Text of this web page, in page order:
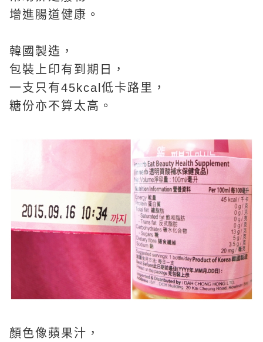
增進腸道健康。
韓國製造，
包裝上印有到期日，
一支只有45kcal低卡路里，
糖份亦不算太高。
顏色像蘋果汁，